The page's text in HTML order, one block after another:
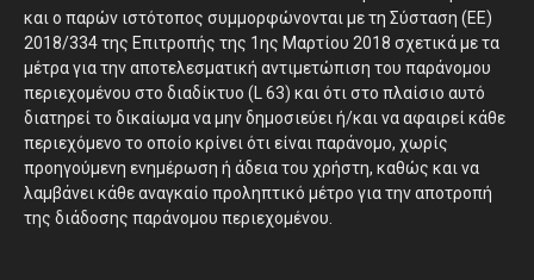
και ο παρών ιστότοπος συμμορφώνονται με τη Σύσταση (ΕΕ)
2018/334 της Επιτροπής της 1ης Μαρτίου 2018 σχετικά με τα
μέτρα για την αποτελεσματική αντιμετώπιση του παράνομου
περιεχομένου στο διαδίκτυο (L 63) και ότι στο πλαίσιο αυτό
διατηρεί το δικαίωμα να μην δημοσιεύει ή/και να αφαιρεί κάθε
περιεχόμενο το οποίο κρίνει ότι είναι παράνομο, χωρίς
προηγούμενη ενημέρωση ή άδεια του χρήστη, καθώς και να
λαμβάνει κάθε αναγκαίο προληπτικό μέτρο για την αποτροπή
της διάδοσης παράνομου περιεχομένου.